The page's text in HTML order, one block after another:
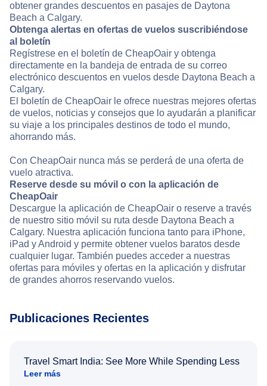
obtener grandes descuentos en pasajes de Daytona
Beach a Calgary.
Obtenga alertas en ofertas de vuelos suscribiéndose
al boletín
Regístrese en el boletín de CheapOair y obtenga
directamente en la bandeja de entrada de su correo
electrónico descuentos en vuelos desde Daytona Beach a
Calgary.
El boletín de CheapOair le ofrece nuestras mejores ofertas
de vuelos, noticias y consejos que lo ayudarán a planificar
su viaje a los principales destinos de todo el mundo,
ahorrando más.
Con CheapOair nunca más se perderá de una oferta de
vuelo atractiva.
Reserve desde su móvil o con la aplicación de
CheapOair
Descargue la aplicación de CheapOair o reserve a través
de nuestro sitio móvil su ruta desde Daytona Beach a
Calgary. Nuestra aplicación funciona tanto para iPhone,
iPad y Android y permite obtener vuelos baratos desde
cualquier lugar. También puedes acceder a nuestras
ofertas para móviles y ofertas en la aplicación y disfrutar
de grandes ahorros reservando vuelos.
Publicaciones Recientes
Travel Smart India: See More While Spending Less
Leer más